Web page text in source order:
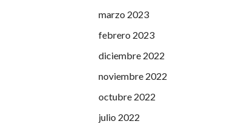
marzo 2023
febrero 2023
diciembre 2022
noviembre 2022
octubre 2022
julio 2022